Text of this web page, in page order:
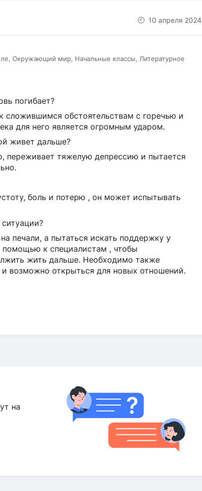
10 апреля 2024
Окружающий мир, Начальные классы, Литературное
погибает?
сложившимся обстоятельствам с горечью и
для него является огромным ударом.
живет дальше?
переживает тяжелую депрессию и пытается
боль и потерю , он может испытывать
печали, а пытаться искать поддержку у
помощью к специалистам , чтобы
жить дальше. Необходимо также
возможно открыться для новых отношений.
на